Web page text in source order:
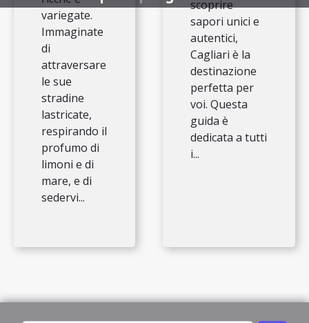
variegate.
Immaginate
di
attraversare
le sue
stradine
lastricate,
respirando il
profumo di
limoni e di
mare, e di
sedervi...
scoprire
sapori unici e
autentici,
Cagliari è la
destinazione
perfetta per
voi. Questa
guida è
dedicata a tutti
i...